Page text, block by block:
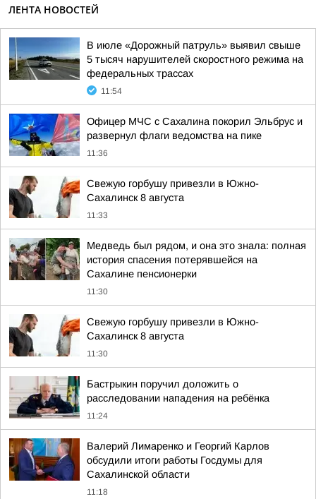
ЛЕНТА НОВОСТЕЙ
В июле «Дорожный патруль» выявил свыше
5 тысяч нарушителей скоростного режима на
федеральных трассах
11:54
Офицер МЧС с Сахалина покорил Эльбрус и
развернул флаги ведомства на пике
11:36
Свежую горбушу привезли в Южно-
Сахалинск 8 августа
11:33
Медведь был рядом, и она это знала: полная
история спасения потерявшейся на
Сахалине пенсионерки
11:30
Свежую горбушу привезли в Южно-
Сахалинск 8 августа
11:30
Бастрыкин поручил доложить о
расследовании нападения на ребёнка
11:24
Валерий Лимаренко и Георгий Карлов
обсудили итоги работы Госдумы для
Сахалинской области
11:18